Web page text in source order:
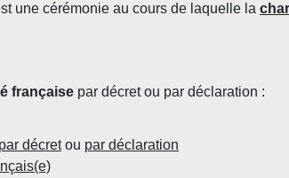
une cérémonie au cours de laquelle la
française par décret ou par déclaration :
par décretou par déclaration